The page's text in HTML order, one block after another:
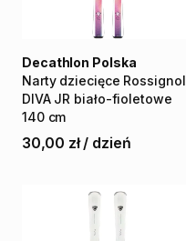
Narty dziecięce Rossignol
DIVA JR biało-fioletowe
140 cm
Decathlon Polska
30,00 zł / dzień